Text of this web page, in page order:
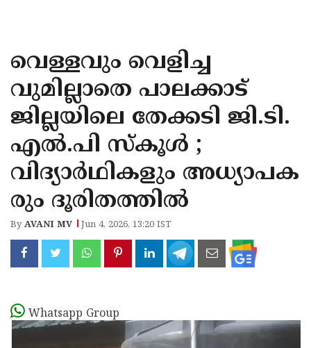
KANNUR
KASARAGOD
വെള്ളവും വെളിച്ച
വുമില്ലാതെ പാലക്കാട്
ജില്ലയിലെ തേക്കടി ജി.ടി.
എല്‍.പി സ്‌കൂള്‍ ;
വിദ്യാര്‍ഥികളും അധ്യാപക
രും ദൂരിതത്തില്‍
ByAVANI MV Jun 4, 2026, 13:20 IST
Whatsapp Group